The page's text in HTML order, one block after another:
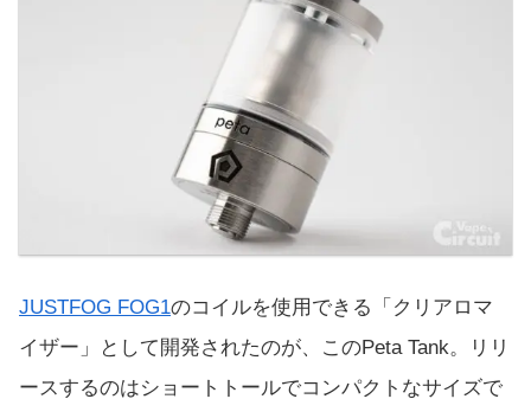
JUSTFOG FOG1のコイルを使用できる「クリアロマ
イザー」として開発されたのが、このPeta Tank。リリ
ースするのはショートトールでコンパクトなサイズで